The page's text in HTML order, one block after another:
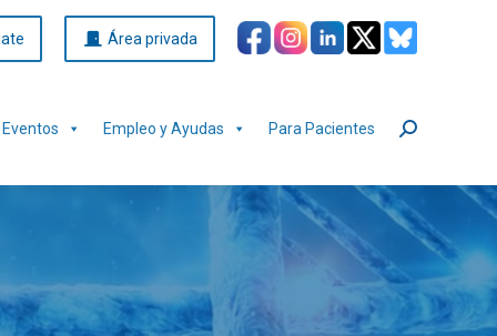
Área privada
Eventos Empleo y Ayudas Para Pacientes Buscar: